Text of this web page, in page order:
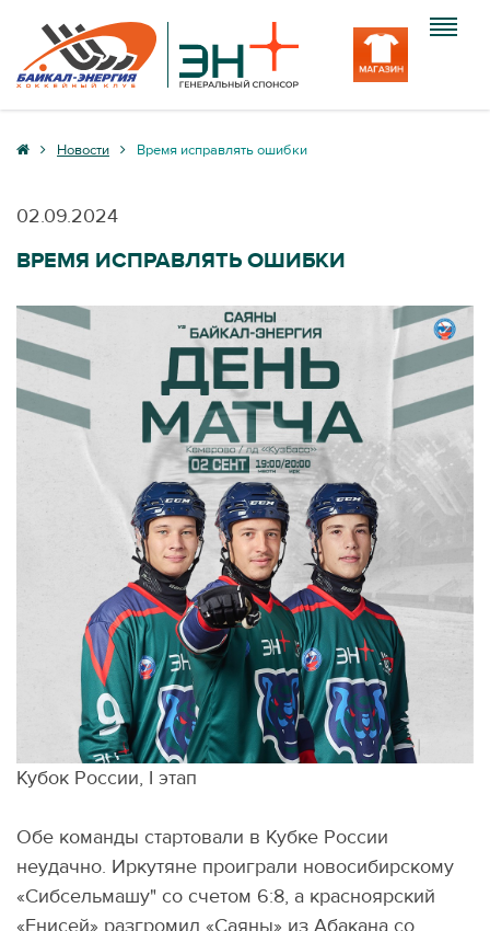
Клуб
Вход
Новости Время исправлять ошибки
02.09.2024
ВРЕМЯ ИСПРАВЛЯТЬ ОШИБКИ
Кубок России, I этап
Обе команды стартовали в Кубке России
неудачно. Иркутяне проиграли новосибирскому
«Сибсельмашу" со счетом 6:8, а красноярский